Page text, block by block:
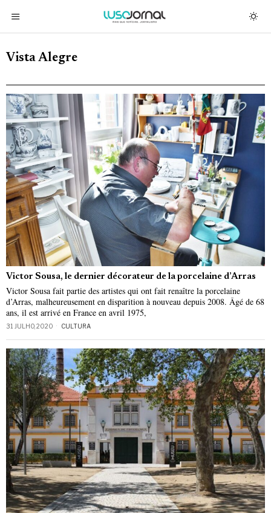
Vista Alegre
Victor Sousa, le dernier décorateur de la porcelaine d’Arras
Victor Sousa fait partie des artistes qui ont fait renaître la porcelaine
d’Arras, malheureusement en disparition à nouveau depuis 2008. Âgé de 68
ans, il est arrivé en France en avril 1975,
31 JULHO, 2020 CULTURA